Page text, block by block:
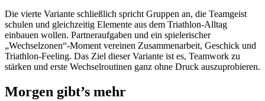
Die vierte Variante schließlich spricht Gruppen an, die Teamgeist
schulen und gleichzeitig Elemente aus dem Triathlon-Alltag
einbauen wollen. Partneraufgaben und ein spielerischer
„Wechselzonen“-Moment vereinen Zusammenarbeit, Geschick und
Triathlon-Feeling. Das Ziel dieser Variante ist es, Teamwork zu
stärken und erste Wechselroutinen ganz ohne Druck auszuprobieren.
Morgen gibt’s mehr